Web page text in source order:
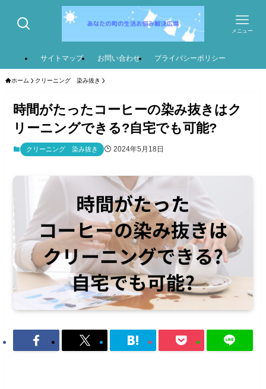
メニュー
サイトマップ お問い合わせ プライバシーポリシー
ホーム クリーニング 染み抜き
時間がたったコーヒーの染み抜きはク
リーニングできる?自宅でも可能?
クリーニング 染み抜き 2024年5月18日